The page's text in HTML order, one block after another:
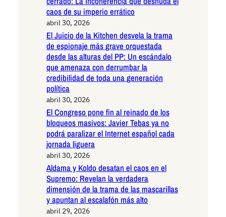
caos de su imperio errático
abril 30, 2026
El Juicio de la Kitchen desvela la trama
de espionaje más grave orquestada
desde las alturas del PP: Un escándalo
que amenaza con derrumbar la
credibilidad de toda una generación
política
abril 30, 2026
El Congreso pone fin al reinado de los
bloqueos masivos: Javier Tebas ya no
podrá paralizar el Internet español cada
jornada liguera
abril 30, 2026
Aldama y Koldo desatan el caos en el
Supremo: Revelan la verdadera
dimensión de la trama de las mascarillas
y apuntan al escalafón más alto
abril 29, 2026